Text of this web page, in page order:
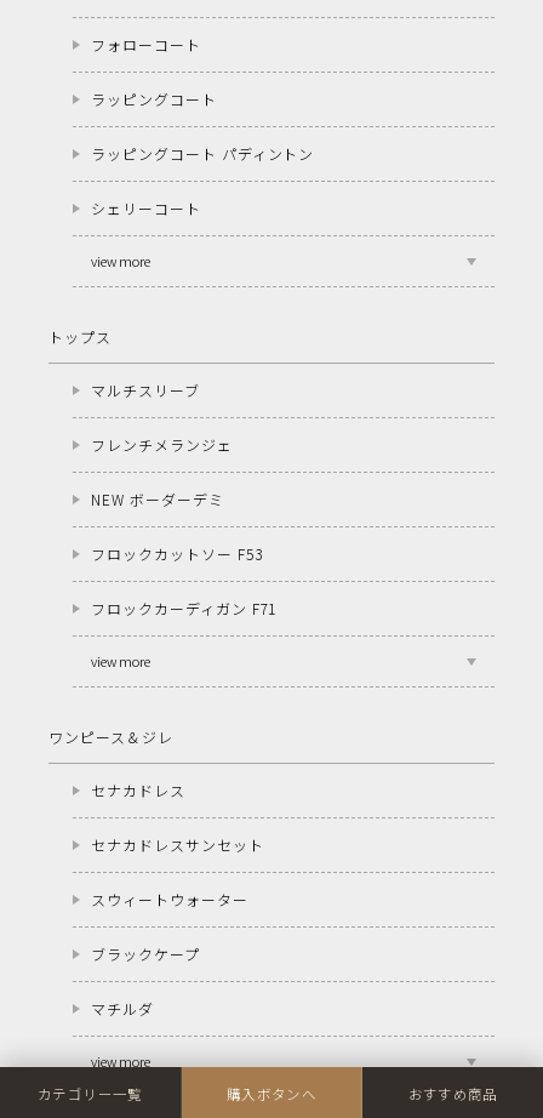
フォローコート
ラッピングコート
ラッピングコート パディントン
シェリーコート
view more
トップス
マルチスリーブ
フレンチメランジェ
NEW ボーダーデミ
フロックカットソー F53
フロックカーディガン F71
view more
ワンピース＆ジレ
セナカドレス
セナカドレスサンセット
スウィートウォーター
ブラックケープ
マチルダ
view more
カテゴリー一覧
購入ボタンへ おすすめ商品